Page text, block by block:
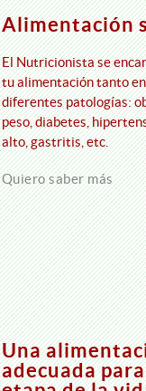
Alimentación
El Nutricionista se
tu alimentación tanto
diferentes patologías:
peso, diabetes,
alto, gastritis, etc.
Quiero saber más
Una
adecuada